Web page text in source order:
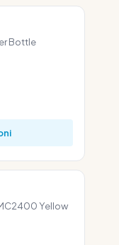
Bottle
Yellow